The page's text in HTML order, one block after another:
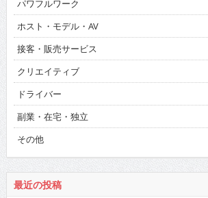
メールオペレーター
風俗の求人
キャバクラの求人
営業の求人
パワフルワーク
ホスト・モデル・AV
接客・販売サービス
クリエイティブ